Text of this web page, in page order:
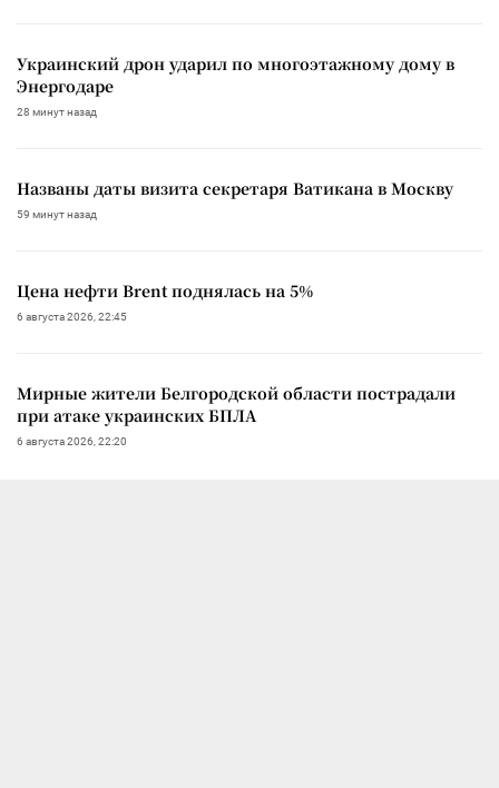
Украинский дрон ударил по многоэтажному дому в
Энергодаре
28 минут назад
Названы даты визита секретаря Ватикана в Москву
59 минут назад
Цена нефти Brent поднялась на 5%
6 августа 2026, 22:45
Мирные жители Белгородской области пострадали
при атаке украинских БПЛА
6 августа 2026, 22:20